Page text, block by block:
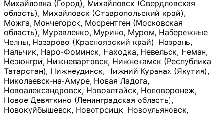
Михайловка (Город), Михайловск (Свердловская
область), Михайловск (Ставропольский край),
Можга, Мончегорск, Мосрентген (Московская
область), Муравленко, Мурино, Муром, Набережные
Челны, Назарово (Красноярский край), Назрань,
Нальчик, Наро-Фоминск, Находка, Невельск, Неман,
Нерюнгри, Нижневартовск, Нижнекамск (Республика
Татарстан), Нижнеудинск, Нижний Куранах (Якутия),
Николаевск-на-Амуре, Новая Ладога,
Новоалександровск, Новоалтайск, Нововоронеж,
Новое Девяткино (Ленинградская область),
Новокуйбышевск, Новотроицк, Новоульяновск,